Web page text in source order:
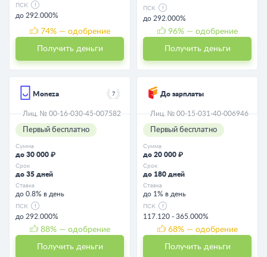
ПСК
до 292.000%
74% — одобрение
Получить деньги
ПСК
до 292.000%
96% — одобрение
Получить деньги
Moneza 7
Лиц. № 00-16-030-45-007582
Первый бесплатно
Сумма
до 30 000 ₽
Срок
до 35 дней
Ставка
до 0.8% в день
ПСК
до 292.000%
88% — одобрение
Получить деньги
До зарплаты
Лиц. № 00-15-031-40-006946
Первый бесплатно
Сумма
до 20 000 ₽
Срок
до 180 дней
Ставка
до 1% в день
ПСК
117.120 - 365.000%
68% — одобрение
Получить деньги